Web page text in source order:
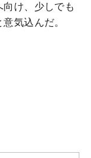
け、少しでも
気込んだ。